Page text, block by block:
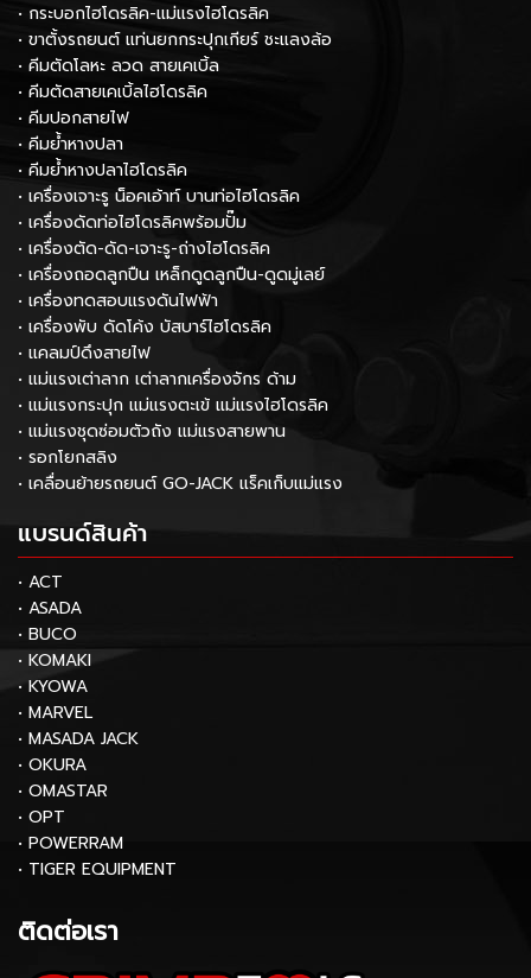
• กระบอกไฮโดรลิค-แม่แรงไฮโดรลิค
• ขาตั้งรถยนต์ แท่นยกกระปุกเกียร์ ชะแลงล้อ
• คีมตัดโลหะ ลวด สายเคเบิ้ล
• คีมตัดสายเคเบิ้ลไฮโดรลิค
• คีมปอกสายไฟ
• คีมย้ำหางปลา
• คีมย้ำหางปลาไฮโดรลิค
• เครื่องเจาะรู น็อคเอ้าท์ บานท่อไฮโดรลิค
• เครื่องดัดท่อไฮโดรลิคพร้อมปั๊ม
• เครื่องตัด-ดัด-เจาะรู-ถ่างไฮโดรลิค
• เครื่องถอดลูกปืน เหล็กดูดลูกปืน-ดูดมู่เลย์
• เครื่องทดสอบแรงดันไฟฟ้า
• เครื่องพับ ดัดโค้ง บัสบาร์ไฮโดรลิค
• แคลมป์ดึงสายไฟ
• แม่แรงเต่าลาก เต่าลากเครื่องจักร ด้าม
• แม่แรงกระปุก แม่แรงตะเข้ แม่แรงไฮโดรลิค
• แม่แรงชุดซ่อมตัวถัง แม่แรงสายพาน
• รอกโยกสลิง
• เคลื่อนย้ายรถยนต์ GO-JACK แร็คเก็บแม่แรง
แบรนด์สินค้า
• ACT
• ASADA
• BUCO
• KOMAKI
• KYOWA
• MARVEL
• MASADA JACK
• OKURA
• OMASTAR
• OPT
• POWERRAM
• TIGER EQUIPMENT
ติดต่อเรา